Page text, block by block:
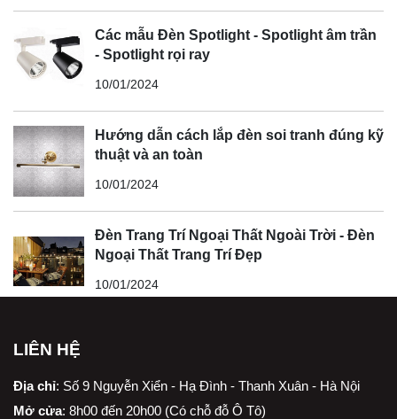
Các mẫu Đèn Spotlight - Spotlight âm trần
- Spotlight rọi ray
10/01/2024
Hướng dẫn cách lắp đèn soi tranh đúng kỹ
thuật và an toàn
10/01/2024
Đèn Trang Trí Ngoại Thất Ngoài Trời - Đèn
Ngoại Thất Trang Trí Đẹp
10/01/2024
LIÊN HỆ
Địa chỉ: Số 9 Nguyễn Xiển - Hạ Đình - Thanh Xuân - Hà Nội
Mở cửa: 8h00 đến 20h00 (Có chỗ đỗ Ô Tô)